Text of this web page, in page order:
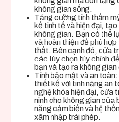
không gian sống.
Tăng cường tính thẩm
kế tinh tế và hiện đại,
không gian. Bạn có thể
và hoàn thiện để phù
thất. Bên cạnh đó, cửa
các tùy chọn tùy chỉnh
bạn và tạo ra không
Tính bảo mật và an
thiết kế với tính năng an
nghệ khóa hiện đại, cửa
ninh cho không gian của
năng cảm biến và hệ
xâm nhập trái phép.